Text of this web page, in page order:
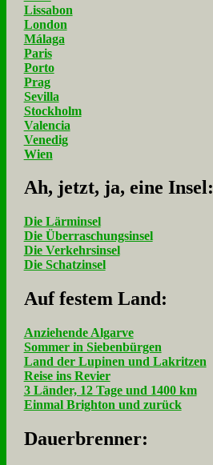
Lissabon
London
Málaga
Paris
Porto
Prag
Sevilla
Stockholm
Valencia
Venedig
Wien
Ah, jetzt, ja, ei­ne In­sel:
Die Lärminsel
Die Überraschungsinsel
Die Verkehrsinsel
Die Schatzinsel
Auf fe­stem Land:
Anziehende Algarve
Sommer in Siebenbürgen
Land der Lupinen und Lakritzen
Reise ins Revier
3 Länder, 12 Tage und 1400 km
Einmal Brighton und zurück
Dau­er­bren­ner: